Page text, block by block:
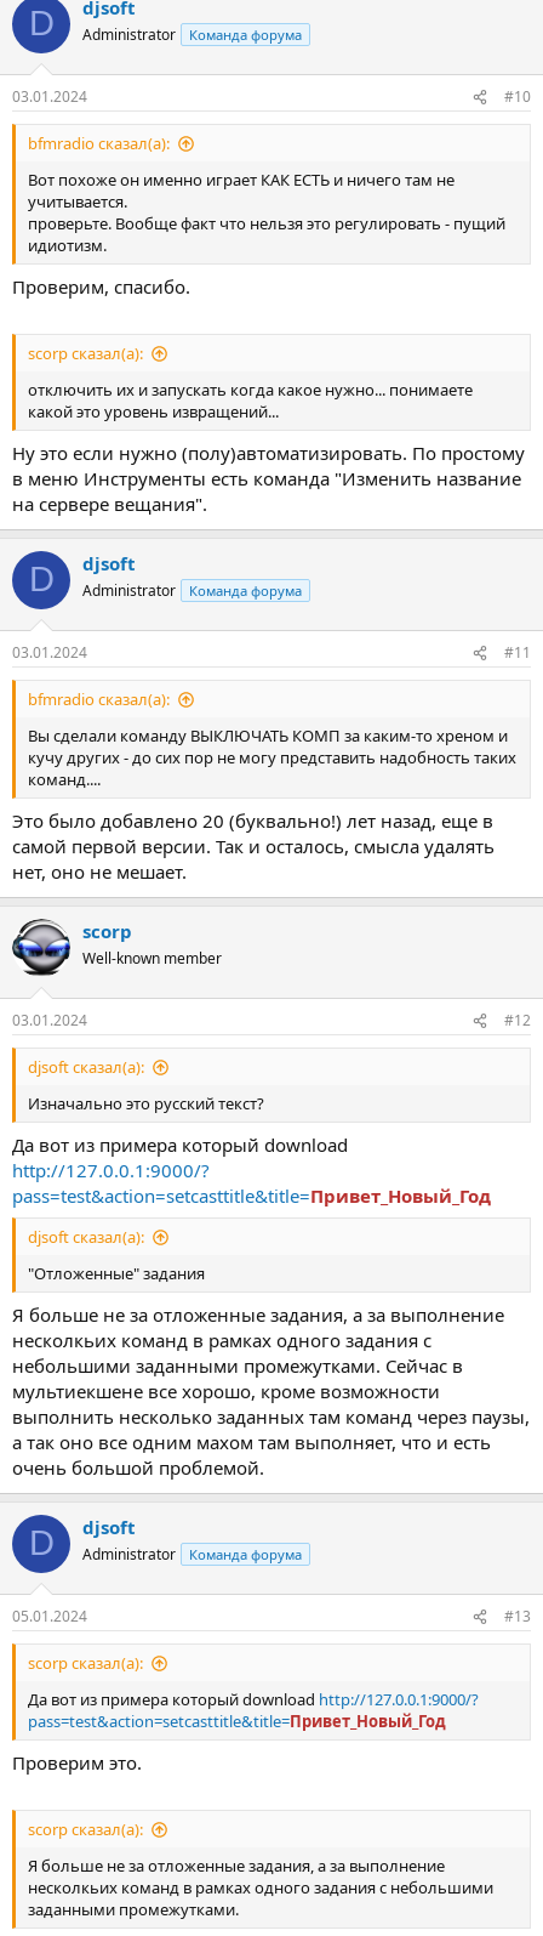
D djsoft
Administrator Команда форума
03.01.2024 #10
bfmradio сказал(а):
Вот похоже он именно играет КАК ЕСТЬ и ничего там не
учитывается.
проверьте. Вообще факт что нельзя это регулировать - пущий
идиотизм.
Проверим, спасибо.
scorp сказал(а):
отключить их и запускать когда какое нужно... понимаете
какой это уровень извращений...
Ну это если нужно (полу)автоматизировать. По простому
в меню Инструменты есть команда "Изменить название
на сервере вещания".
D djsoft
Administrator Команда форума
03.01.2024 #11
bfmradio сказал(а):
Вы сделали команду ВЫКЛЮЧАТЬ КОМП за каким-то хреном и
кучу других - до сих пор не могу представить надобность таких
команд....
Это было добавлено 20 (буквально!) лет назад, еще в
самой первой версии. Так и осталось, смысла удалять
нет, оно не мешает.
scorp
Well-known member
03.01.2024 #12
djsoft сказал(а):
Изначально это русский текст?
Да вот из примера который download
http://127.0.0.1:9000/?
pass=test&action=setcasttitle&title=Привет_Новый_Год
djsoft сказал(а):
"Отложенные" задания
Я больше не за отложенные задания, а за выполнение
несколкьих команд в рамках одного задания с
небольшими заданными промежутками. Сейчас в
мультиекшене все хорошо, кроме возможности
выполнить несколько заданных там команд через паузы,
а так оно все одним махом там выполняет, что и есть
очень большой проблемой.
D djsoft
Administrator Команда форума
05.01.2024 #13
scorp сказал(а):
Да вот из примера который download http://127.0.0.1:9000/?
pass=test&action=setcasttitle&title=Привет_Новый_Год
Проверим это.
scorp сказал(а):
Я больше не за отложенные задания, а за выполнение
несколкьих команд в рамках одного задания с небольшими
заданными промежутками.